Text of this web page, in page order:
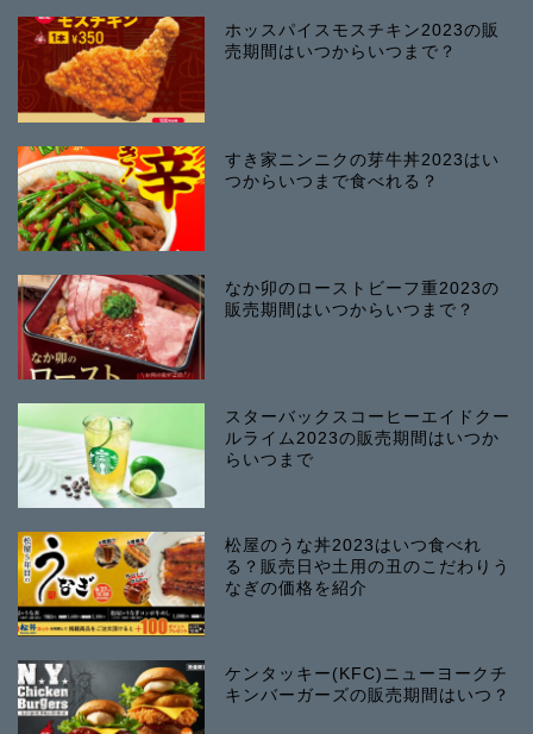
ホッスパイスモスチキン2023の販
売期間はいつからいつまで？
すき家ニンニクの芽牛丼2023はい
つからいつまで食べれる？
なか卯のローストビーフ重2023の
販売期間はいつからいつまで？
スターバックスコーヒーエイドクー
ルライム2023の販売期間はいつか
らいつまで
松屋のうな丼2023はいつ食べれ
る？販売日や土用の丑のこだわりう
なぎの価格を紹介
ケンタッキー(KFC)ニューヨークチ
キンバーガーズの販売期間はいつ？